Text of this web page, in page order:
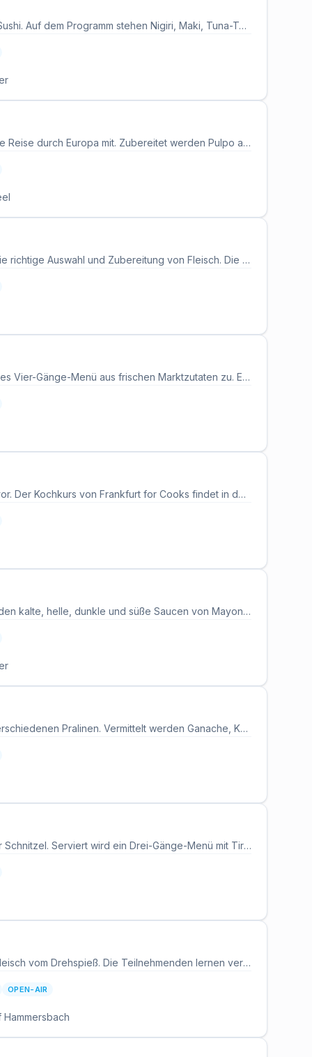
Spitzenkoch David Fischer zeigt in diesem Kochkurs die Zubereitung von modernem Sushi. Auf dem Programm stehen Nigiri, Maki, Tuna-Tatar-Sushi und verschiedene Rolls samt den Techniken für eigene Kreationen. Die Teilnehmenden lernen den Umgang mit Sushi-Reis, Fisch und Werkzeug direkt vom Profi. Alle Getränke sind im Kurspreis inbegriffen.
Spitzenkoch Pascal Scheel nimmt die Teilnehmenden auf eine viergängige kulinarische Reise durch Europa mit. Zubereitet werden Pulpo aus Spanien, Schalotten-Tarte-Tatin aus Frankreich, belgischer Rehrücken und niederländische Poffertjes. Der Kurs verbindet Länderküchen mit den Techniken der gehobenen Gastronomie. Alle Getränke sind im Kurspreis enthalten.
Beim Fleischkochkurs mit Mirko Reeh in der Kochwelt in Frankfurt dreht sich alles um die richtige Auswahl und Zubereitung von Fleisch. Die Teilnehmenden lernen, verschiedene Fleischsorten wie Rind, Lamm, Schwein und Geflügel auszuwählen und mit Blick auf Herkunft, Reifung und Schnittführung auf den Punkt zu garen. Klassische und moderne Zubereitungsarten stehen ebenso auf dem Programm wie der gezielte Einsatz von Temperatur, Gewürzen und Timing. Der Kurs richtet sich an ambitionierte Hobbyköche und Fleischliebhaber.
Bei diesem Kochkurs von KETAO bereiten die Teilnehmenden gemeinsam ein saisonales Vier-Gänge-Menü aus frischen Marktzutaten zu. Ein Koch leitet durch die Zubereitung und vermittelt Techniken vom Anrichten bis zur Aromenkunde. Der Abend beginnt mit einer Messerschulung und findet in kleinen Gruppen mit persönlicher Betreuung statt. Getränke sind inbegriffen, die Rezepte werden nach dem Kurs per E-Mail zugeschickt.
Dieser Kochkurs stellt französische Klassiker wie Quiche und weitere Bistro-Gerichte vor. Der Kochkurs von Frankfurt for Cooks findet in der Eventküche im Ostend (Morgen Interiors, Lindleystraße) statt und wird von der am Le Cordon Bleu ausgebildeten Köchin Anna Schmidt geleitet. Die Grundlagen der französischen Küche werden vermittelt. In kleiner Gruppe bereiten die Teilnehmenden die Gerichte selbst zu und genießen sie anschließend gemeinsam. Frische Zutaten, Schürzen, Getränke sowie Rezepte zum Mitnehmen sind im Preis enthalten. Der Workshop richtet sich an Hobbyköche und alle, die neue Küchen und Techniken in Frankfurt entdecken möchten.
Spitzenkoch David Fischer widmet diesen Kochkurs ganz den Saucen. Behandelt werden kalte, helle, dunkle und süße Saucen von Mayonnaise-Ableitungen über Weißweinbuttersauce bis Sauce Béarnaise und Vanillesauce. Die Teilnehmenden lernen die Grundtechniken und den Aufbau der wichtigsten Saucenfamilien. Alle Getränke sind im Kurspreis inbegriffen.
Chocolatiere Ewa Feix zeigt in diesem Praxis-Workshop die Herstellung von sieben verschiedenen Pralinen. Vermittelt werden Ganache, Karamell, das Temperieren von Schokolade und das Dekorieren. Am Ende nehmen die Teilnehmenden ihre sieben Pralinen mit nach Hause. Der Workshop findet in der Ewa Feix Akademie in Waldems statt.
In diesem Kochkurs mit Küchenmeister Steffen dreht sich alles um das perfekte Wiener Schnitzel. Serviert wird ein Drei-Gänge-Menü mit Tiroler Spinatknödeln, steirischem Vogerlsalat und Dukaten-Buchteln. Die Teilnehmenden lernen die richtige Technik für Panade und Zubereitung. Alle Getränke sind im Kurspreis inbegriffen.
Auf dem Hofgut Kapellenhof in Hammersbach dreht sich dieser Grillkurs um Bio-Lammfleisch vom Drehspieß. Die Teilnehmenden lernen verschiedene Cuts kennen, bereiten passende Beilagen zu und erhalten eine Hofführung. Der Kurs verbindet Grillhandwerk mit regionaler Landwirtschaft. Die Veranstaltung findet im Freien auf dem Hofgut statt.
OPEN-AIR